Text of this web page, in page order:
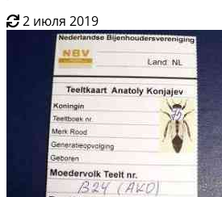
2 июля 2019